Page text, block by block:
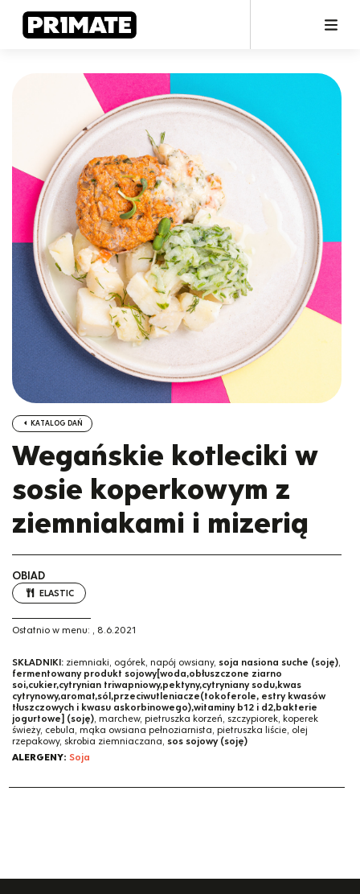
KATALOG DAŃ
Wegańskie kotleciki w
sosie koperkowym z
ziemniakami i mizerią
OBIAD
ELASTIC
Ostatnio w menu: , 8.6.2021
SKŁADNIKI: ziemniaki, ogórek, napój owsiany, soja nasiona suche (soję),
fermentowany produkt sojowy[woda,obłuszczone ziarno
soi,cukier,cytrynian triwapniowy,pektyny,cytryniany sodu,kwas
cytrynowy,aromat,sól,przeciwutleniacze(tokoferole, estry kwasów
tłuszczowych i kwasu askorbinowego),witaminy b12 i d2,bakterie
jogurtowe] (soję), marchew, pietruszka korzeń, szczypiorek, koperek
świeży, cebula, mąka owsiana pełnoziarnista, pietruszka liście, olej
rzepakowy, skrobia ziemniaczana, sos sojowy (soję)
ALERGENY: Soja